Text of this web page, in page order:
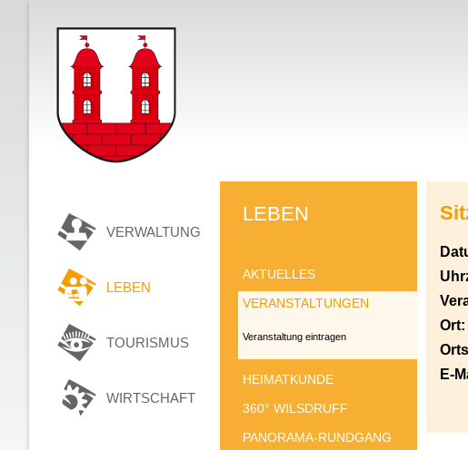
VERWALTUNG
LEBEN
TOURISMUS
WIRTSCHAFT
LEBEN
AKTUELLES
VERANSTALTUNGEN
Veranstaltung eintragen
HEIMATKUNDE
360° WILSDRUFF
PANORAMA-RUNDGANG
Ort:
E-